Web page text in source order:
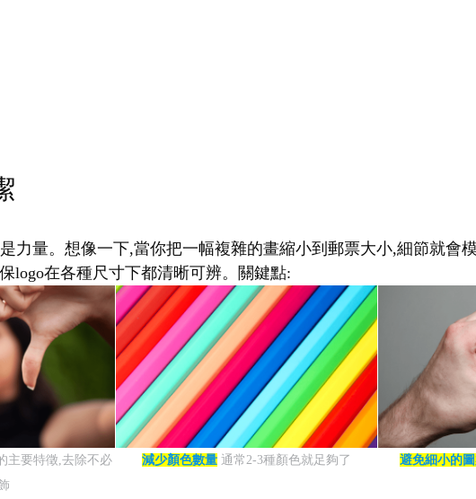
力量。想像一下,當你把一幅複雜的畫縮小到郵票大小,細節就會
logo在各種尺寸下都清晰可辨。關鍵點:
主要特徵,去除不必
減少顏色數量 通常2-3種顏色就足夠了 避免細小的